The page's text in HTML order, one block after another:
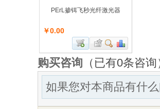
PErL掺铒飞秒光纤激光器
￥0.00
购买咨询 （已有0条咨
如果您对本商品有什